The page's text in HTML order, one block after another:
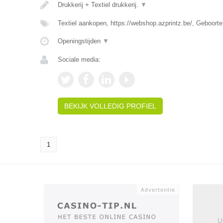
Drukkerij + Textiel drukkerij. ▼
Textiel aankopen, https://webshop.azprintz.be/,
Openingstijden ▼
Sociale media:
BEKIJK VOLLEDIG PROFIEL
1